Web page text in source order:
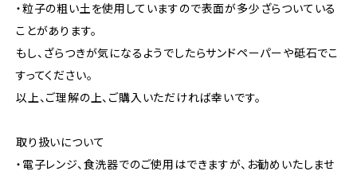
・粒子の粗い土を使用していますので表面が多少ざらついている
ことがあります。
もし、ざらつきが気になるようでしたらサンドペーパーや砥石でこ
すってください。
以上、ご理解の上、ご購入いただければ幸いです。
取り扱いについて
・電子レンジ、食洗器でのご使用はできますが、お勧めいたしませ